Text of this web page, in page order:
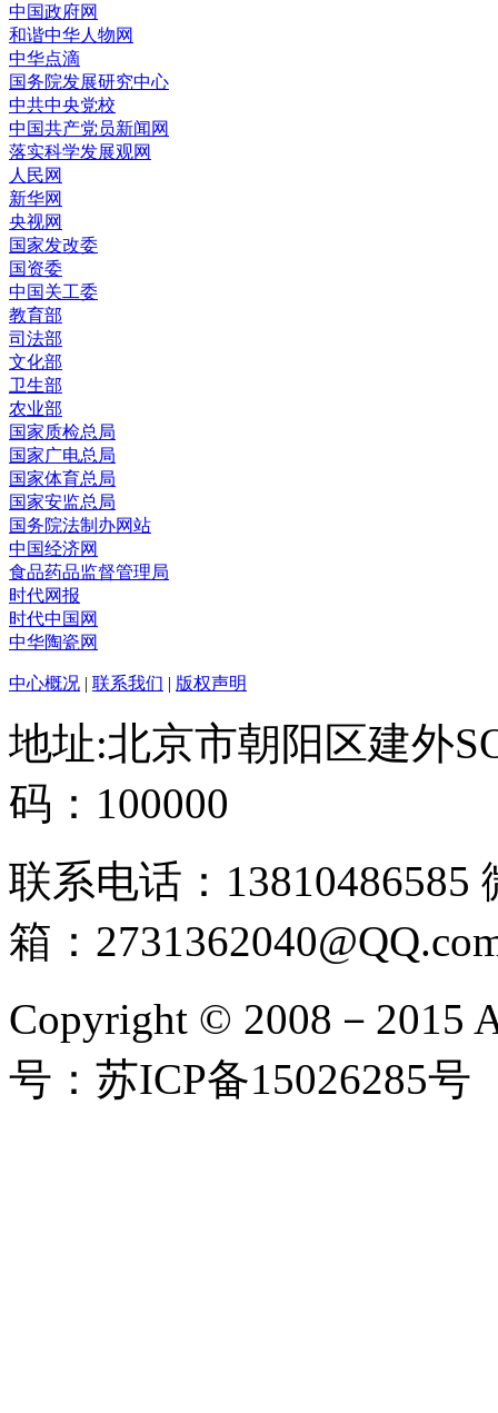
中国政府网
和谐中华人物网
中华点滴
国务院发展研究中心
中共中央党校
中国共产党员新闻网
落实科学发展观网
人民网
新华网
央视网
国家发改委
国资委
中国关工委
教育部
司法部
文化部
卫生部
农业部
国家质检总局
国家广电总局
国家体育总局
国家安监总局
国务院法制办网站
中国经济网
食品药品监督管理局
时代网报
时代中国网
中华陶瓷网
中心概况 | 联系我们 | 版权声明
地址:北京市朝阳区建外
码：100000
联系电话：13810486585
箱：
Copyright © 2008－2015
号：苏ICP备15026285号